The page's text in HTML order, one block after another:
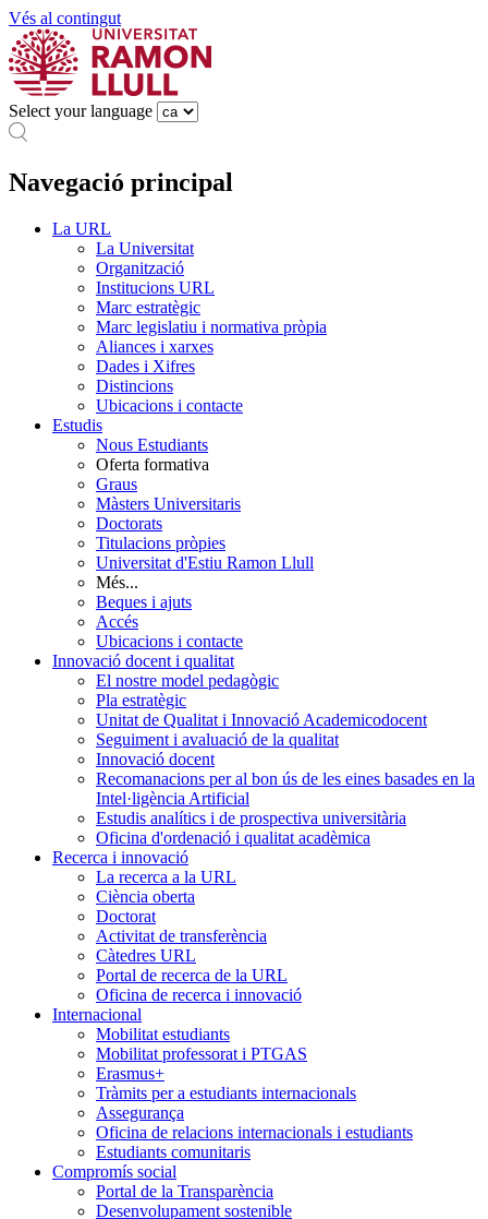
Vés al contingut
Select your language
Navegació principal
La URL
La Universitat
Organització
Institucions URL
Marc estratègic
Marc legislatiu i normativa pròpia
Aliances i xarxes
Dades i Xifres
Distincions
Ubicacions i contacte
Estudis
Nous Estudiants
Oferta formativa
Graus
Màsters Universitaris
Doctorats
Titulacions pròpies
Universitat d'Estiu Ramon Llull
Més...
Beques i ajuts
Accés
Ubicacions i contacte
Innovació docent i qualitat
El nostre model pedagògic
Pla estratègic
Unitat de Qualitat i Innovació Academicodocent
Seguiment i avaluació de la qualitat
Innovació docent
Recomanacions per al bon ús de les eines basades en la
Intel·ligència Artificial
Estudis analítics i de prospectiva universitària
Oficina d'ordenació i qualitat acadèmica
Recerca i innovació
La recerca a la URL
Ciència oberta
Doctorat
Activitat de transferència
Càtedres URL
Portal de recerca de la URL
Oficina de recerca i innovació
Internacional
Mobilitat estudiants
Mobilitat professorat i PTGAS
Erasmus+
Tràmits per a estudiants internacionals
Assegurança
Oficina de relacions internacionals i estudiants
Estudiants comunitaris
Compromís social
Portal de la Transparència
Desenvolupament sostenible